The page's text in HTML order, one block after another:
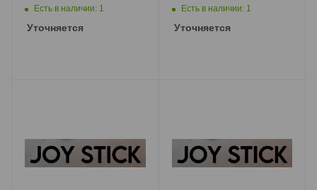
Есть в наличии: 1
Уточняется
Есть в наличии: 1
Уточняется